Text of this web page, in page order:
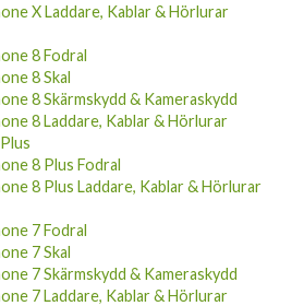
X Laddare, Kablar & Hörlurar
8 Fodral
8 Skal
8 Skärmskydd & Kameraskydd
8 Laddare, Kablar & Hörlurar
8 Plus Fodral
8 Plus Laddare, Kablar & Hörlurar
7 Fodral
7 Skal
7 Skärmskydd & Kameraskydd
7 Laddare, Kablar & Hörlurar